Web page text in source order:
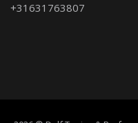
+31631763807